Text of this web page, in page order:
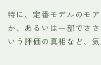
特に、定番モデルのモ
か、あるいは一部でさ
いう評価の真相など、